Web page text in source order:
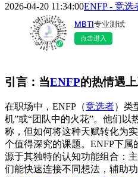
2026-04-20 11:34:00ENFP - 竞选
MBTI专业测试
点击进入
引言：当ENFP的热情遇
在职场中，ENFP（竞选者）类
机”或“团队中的火花”。他们以
称，但如何将这种天赋转化为
个值得深究的课题。ENFP下属
源于其独特的认知功能组合：
们能快速连接不同想法，辅助